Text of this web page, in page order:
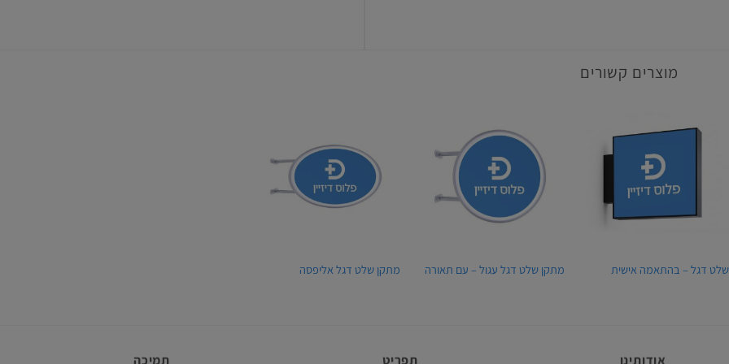
מוצרים קשורים
מתקן שלט דגל אליפסה שלט דגל – בהתאמה אישית מתקן שלט דגל עגול – עם תאורה
אודותינו תפריט תמיכה